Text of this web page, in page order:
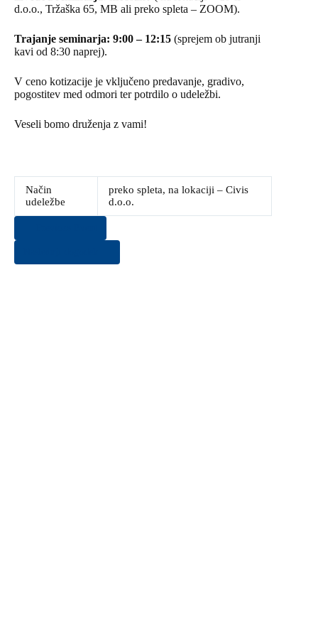
d.o.o., Tržaška 65, MB ali preko spleta – ZOOM).
Trajanje seminarja: 9:00 – 12:15 (sprejem ob jutranji
kavi od 8:30 naprej).
V ceno kotizacije je vključeno predavanje, gradivo,
pogostitev med odmori ter potrdilo o udeležbi.
Veseli bomo druženja z vami!
Način
udeležbe
preko spleta, na lokaciji – Civis
d.o.o.